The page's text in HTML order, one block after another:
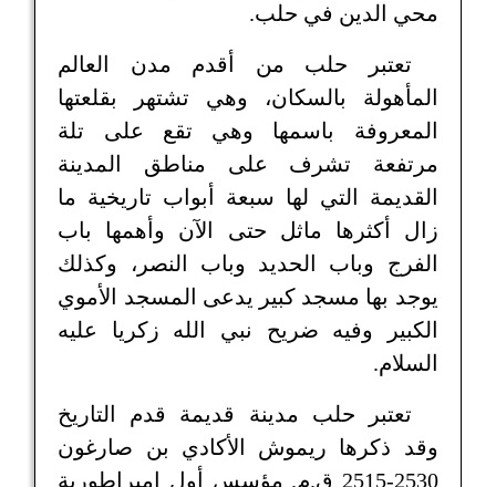
محي الدين في حلب.
تعتبر حلب من أقدم مدن العالم
المأهولة بالسكان، وهي تشتهر بقلعتها
المعروفة باسمها وهي تقع على تلة
مرتفعة تشرف على مناطق المدينة
القديمة التي لها سبعة أبواب تاريخية ما
زال أكثرها ماثل حتى الآن وأهمها باب
الفرج وباب الحديد وباب النصر، وكذلك
يوجد بها مسجد كبير يدعى المسجد الأموي
الكبير وفيه ضريح نبي الله زكريا عليه
السلام.
تعتبر حلب مدينة قديمة قدم التاريخ
وقد ذكرها ريموش الأكادي بن صارغون
2530-2515 ق.م. مؤسس أول إمبراطورية